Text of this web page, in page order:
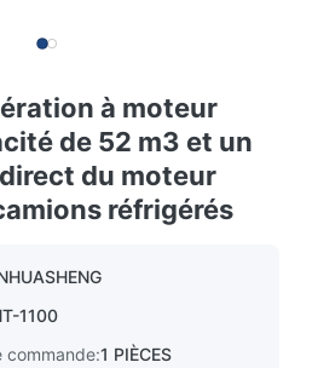
à moteur
de 52 m3 et un
du moteur
réfrigérés
1100
commande:1 PIÈCES